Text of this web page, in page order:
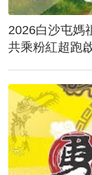
2026白沙屯媽
共乘粉紅超跑